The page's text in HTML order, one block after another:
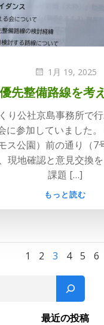
1月 19, 2025
優先整備路線を考
り公社京島事務所で
に参加していました
ス公園）前の通り（
現地確認と意見交換
課題 […]
もっと読む
Page
1 Page
2 Page
3 Page
4 Page
5 6
最近の投稿